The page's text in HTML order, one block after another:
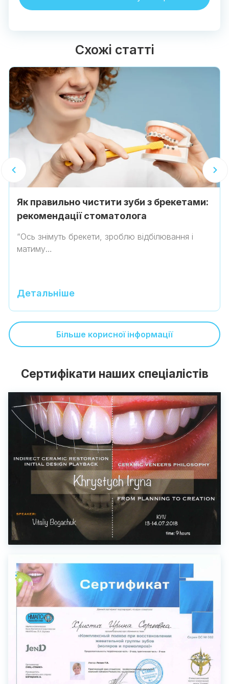
Схожі статті
Як правильно чистити зуби з брекетами:
рекомендації стоматолога
“Ось знімуть брекети, зроблю відбілювання і
матиму…
Детальніше
Більше корисної інформації
Сертифікати наших спеціалістів